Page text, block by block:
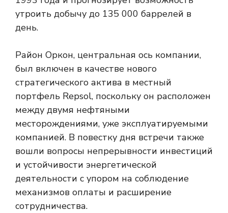
утроить добычу до 135 000 баррелей в
день.
Район Оркон, центральная ось компании,
был включен в качестве нового
стратегического актива в местный
портфель Repsol, поскольку он расположен
между двумя нефтяными
месторождениями, уже эксплуатируемыми
компанией. В повестку дня встречи также
вошли вопросы непрерывности инвестиций
и устойчивости энергетической
деятельности с упором на соблюдение
механизмов оплаты и расширение
сотрудничества.